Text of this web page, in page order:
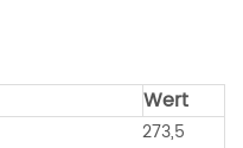
Wert
273,5